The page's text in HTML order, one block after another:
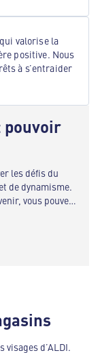
valorise la
positive. Nous
à s’entraider
pouvoir
les défis du
de dynamisme.
vous pouvez
d’ALDI.